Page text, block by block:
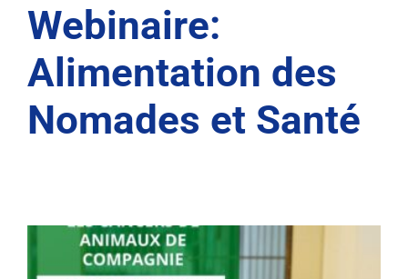
Webinaire:
Alimentation des
Nomades et Santé